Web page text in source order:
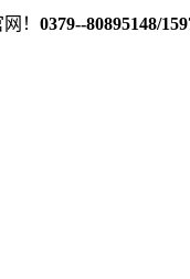
！ 0379--80895148/